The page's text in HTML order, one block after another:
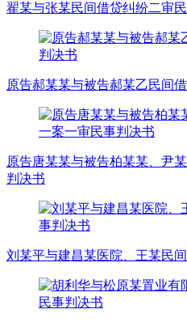
翟某与张某民间借贷纠纷二审
原告郝某某与被告郝某乙民间
原告唐某某与被告柏某某、尹
判决书
刘某平与建昌某医院、王某民